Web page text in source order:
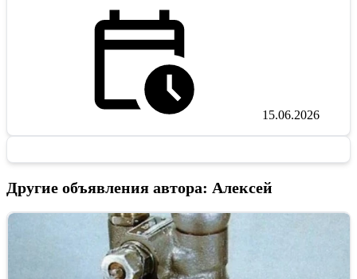
15.06.2026
Другие объявления автора: Алексей